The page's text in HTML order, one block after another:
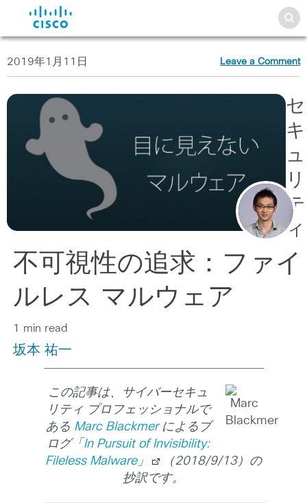
2019年1月11日 Leave a Comment
セ
キ
ュ
リ
テ
ィ
不可視性の追求：ファイ
ルレス マルウェア
1 min read
坂本 祐一
この記事は、サイバーセキュ
リティ プロフェッショナルで
ある Marc Blackmerによるブ
ログ「 In Pursuit of Invisibility:
Fileless Malware」
（2018/9/13）の
抄訳です。